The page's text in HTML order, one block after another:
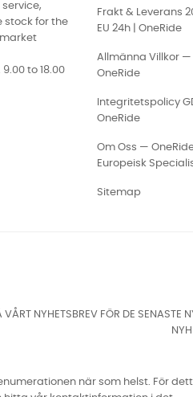
stock for the
to 18.00
Frakt & Leverans
EU 24h | OneRide
Allmänna Villkor —
OneRide
Integritetspolicy
OneRide
Om Oss —
Europeisk
Sitemap
VÅRT NYHETSBREV FÖR DE
när som helst. För